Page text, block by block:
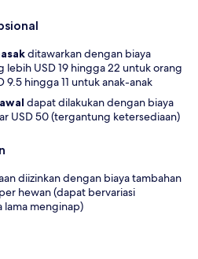
ditawarkan dengan biaya
lebih USD 19 hingga 22 untuk orang
9.5 hingga 11 untuk anak-anak
dapat dilakukan dengan biaya
USD 50 (tergantung ketersediaan)
diizinkan dengan biaya tambahan
hewan (dapat bervariasi
menginap)